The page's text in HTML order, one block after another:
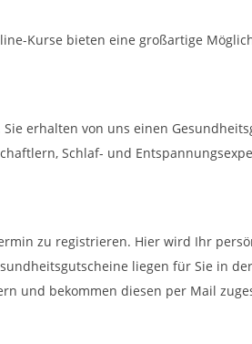
Kurse bieten eine großartige
erhalten von uns einen
Schlaf- und
zu registrieren. Hier wird Ihr
liegen für Sie in
und bekommen diesen per Mail